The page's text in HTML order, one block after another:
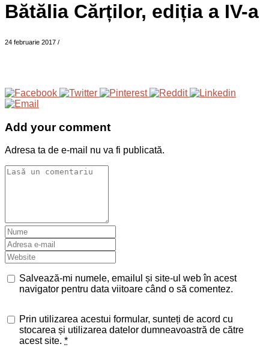
Bătălia Cărților, ediția a IV-a
24 februarie 2017 /
Add your comment
Adresa ta de e-mail nu va fi publicată.
Salvează-mi numele, emailul și site-ul web în acest
navigator pentru data viitoare când o să comentez.
Prin utilizarea acestui formular, sunteți de acord cu
stocarea și utilizarea datelor dumneavoastră de către
acest site. *